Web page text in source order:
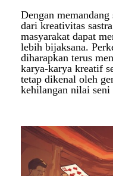
Dengan
dari kreativitas
masyarakat dapat
lebih bijaksana.
diharapkan terus
karya-karya kreatif
tetap dikenal oleh
kehilangan nilai seni